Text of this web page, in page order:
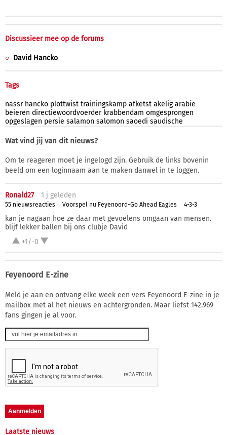
Discussieer mee op de forums
David Hancko
Tags
nassr hancko plottwist trainingskamp afketst akelig arabie
beieren directiewoordvoerder krabbendam omgesprongen
opgeslagen persie salamon salomon saoedi saudische
Wat vind jij van dit nieuws?
Om te reageren moet je ingelogd zijn. Gebruik de links bovenin
beeld om een loginnaam aan te maken danwel in te loggen.
Ronald27 1 j geleden
55 nieuwsreacties Voorspel nu Feyenoord-Go Ahead Eagles 4-3-3
kan je nagaan hoe ze daar met gevoelens omgaan van mensen.
blijf lekker ballen bij ons clubje David
+1/-0
Feyenoord E-zine
Meld je aan en ontvang elke week een vers Feyenoord E-zine in je
mailbox met al het nieuws en achtergronden. Maar liefst 142.969
fans gingen je al voor.
Laatste nieuws